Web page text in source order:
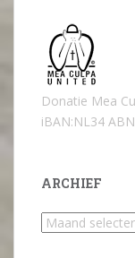
Donatie Mea
iBAN:NL34
ARCHIEF
Archief